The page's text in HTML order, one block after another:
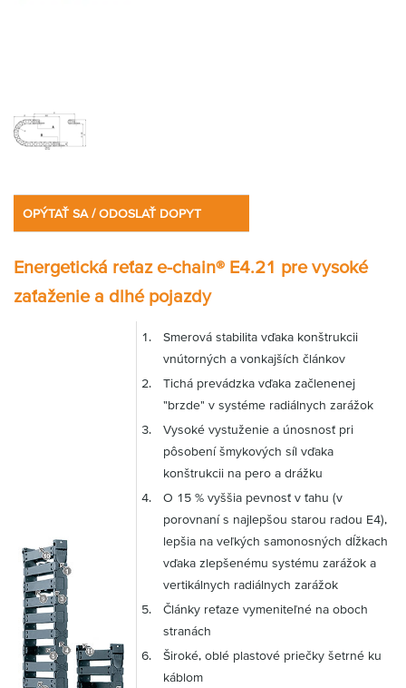
OPÝTAŤ SA / ODOSLAŤ DOPYT
Energetická reťaz e-chain® E4.21 pre vysoké
zaťaženie a dlhé pojazdy
Smerová stabilita vďaka konštrukcii
vnútorných a vonkajších článkov
Tichá prevádzka vďaka začlenenej
"brzde" v systéme radiálnych zarážok
Vysoké vystuženie a únosnosť pri
pôsobení šmykových síl vďaka
konštrukcii na pero a drážku
O 15 % vyššia pevnosť v ťahu (v
porovnaní s najlepšou starou radou E4),
lepšia na veľkých samonosných dĺžkach
vďaka zlepšenému systému zarážok a
vertikálnych radiálnych zarážok
Články reťaze vymeniteľné na oboch
stranách
Široké, oblé plastové priečky šetrné ku
káblom